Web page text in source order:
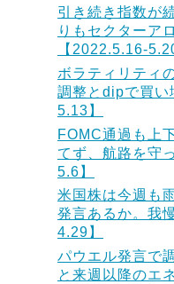
引き続き指数が
りもセクターア
【2022.5.16-
ボラティリティ
調整とdipで買
5.13】
FOMC通過も上
てず、航路を守
5.6】
米国株は今週も
発言あるか。我
4.29】
パウエル発言で
と来週以降のエ